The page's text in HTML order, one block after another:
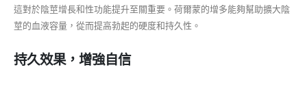
這對於陰莖增長和性功能提升至關重要。荷爾蒙的增多能夠幫助擴大陰
莖的血液容量，從而提高勃起的硬度和持久性。
持久效果，增強自信